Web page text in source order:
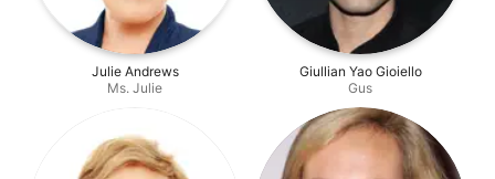
Julie Andrews
Ms. Julie
Giullian Yao Gioiello
Gus